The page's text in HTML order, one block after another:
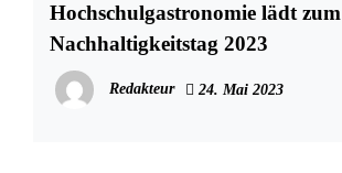
Hochschulgastronomie lädt zum
Nachhaltigkeitstag 2023
Redakteur 24. Mai 2023